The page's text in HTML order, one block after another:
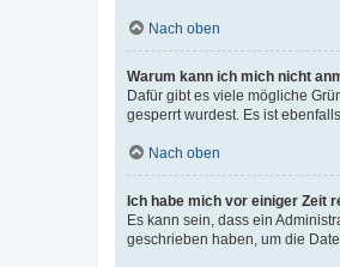
Nach oben
Warum kann ich mich nicht
Dafür gibt es viele mögliche
gesperrt wurdest. Es ist
Nach oben
Ich habe mich vor einiger Zeit
Es kann sein, dass ein
geschrieben haben, um die